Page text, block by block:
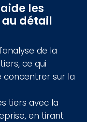
les
au détail
de la
ce qui
concentrer sur la
tiers avec la
en tirant